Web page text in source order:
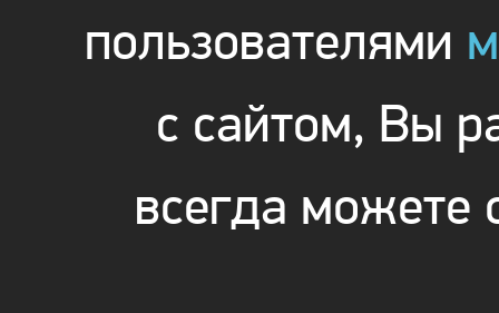
пользователями
с сайтом, Вы
всегда можете